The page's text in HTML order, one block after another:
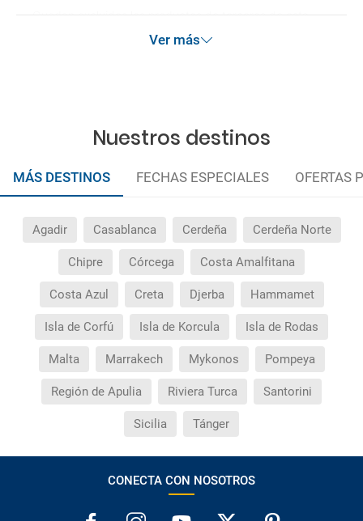
Ver más
Nuestros destinos
MÁS DESTINOS FECHAS ESPECIALES OFERTAS
Agadir Casablanca Cerdeña Cerdeña Norte
Chipre Córcega Costa Amalfitana
Costa Azul Creta Djerba Hammamet
Isla de Corfú Isla de Korcula Isla de Rodas
Malta Marrakech Mykonos Pompeya
Región de Apulia Riviera Turca Santorini
Sicilia Tánger
CONECTA CON NOSOTROS